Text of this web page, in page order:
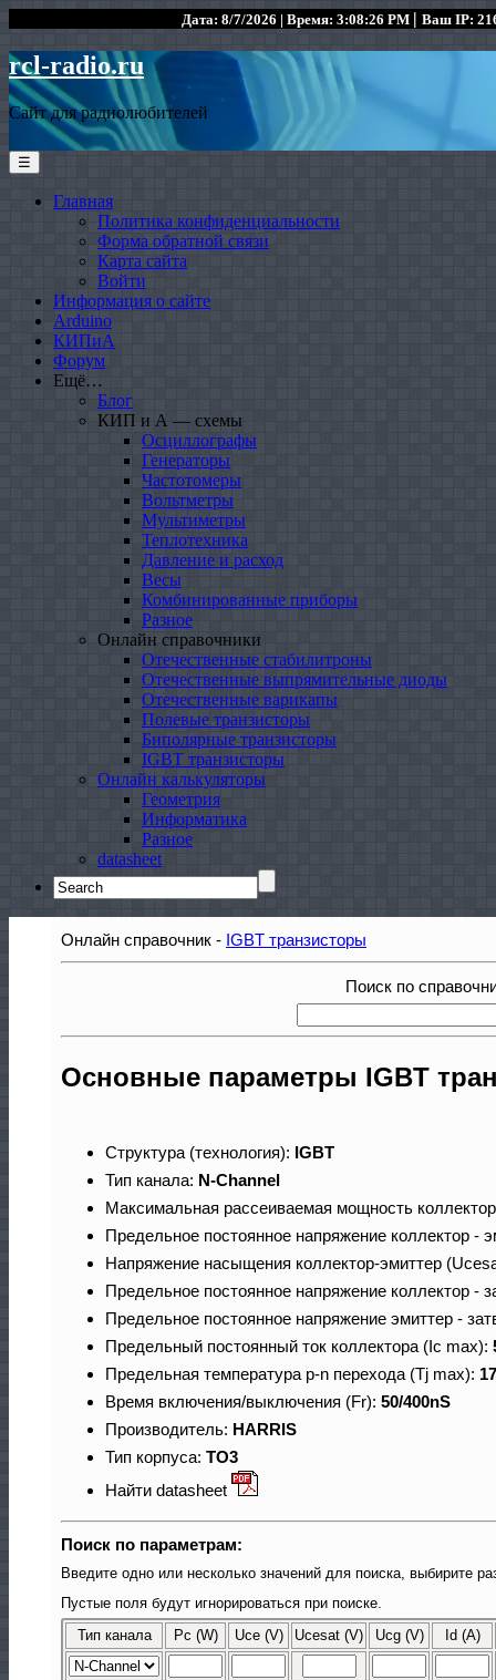
Дата: 8/7/2026 | Время: 3:08:26 PM | Ваш IP:
rcl-radio.ru
Сайт для радиолюбителей
☰
Главная
Политика конфиденциальности
Форма обратной связи
Карта сайта
Войти
Информация о сайте
Arduino
КИПиА
Форум
Ещё…
Блог
КИП и А — схемы
Осциллографы
Генераторы
Частотомеры
Вольтметры
Мультиметры
Теплотехника
Давление и расход
Весы
Комбинированные приборы
Разное
Онлайн справочники
Отечественные стабилитроны
Отечественные выпрямительные диоды
Отечественные варикапы
Полевые транзисторы
Биполярные транзисторы
IGBT транзисторы
Онлайн калькуляторы
Геометрия
Информатика
Разное
datasheet
Search
for:
Онлайн справочник - IGBT транзисторы
Поиск по
Основные параметры IGBT
Структура (технология): IGBT
Тип канала: N-Channel
Максимальная рассеиваемая мощность
Предельное постоянное напряжение коллектор -
Напряжение насыщения коллектор-эмиттер
Предельное постоянное напряжение коллектор -
Предельное постоянное напряжение эмиттер -
Предельный постоянный ток коллектора (Ic max):
Предельная температура p-n перехода (Tj max):
Время включения/выключения (Fr): 50/400nS
Производитель: HARRIS
Тип корпуса: TO3
Найти datasheet
Поиск по параметрам:
Введите одно или несколько значений для поиска, выбирите
Пустые поля будут игнорироваться при поиске.
Тип канала Pc (W) Uce (V) Ucesat (V) Ucg (V) Id (A)